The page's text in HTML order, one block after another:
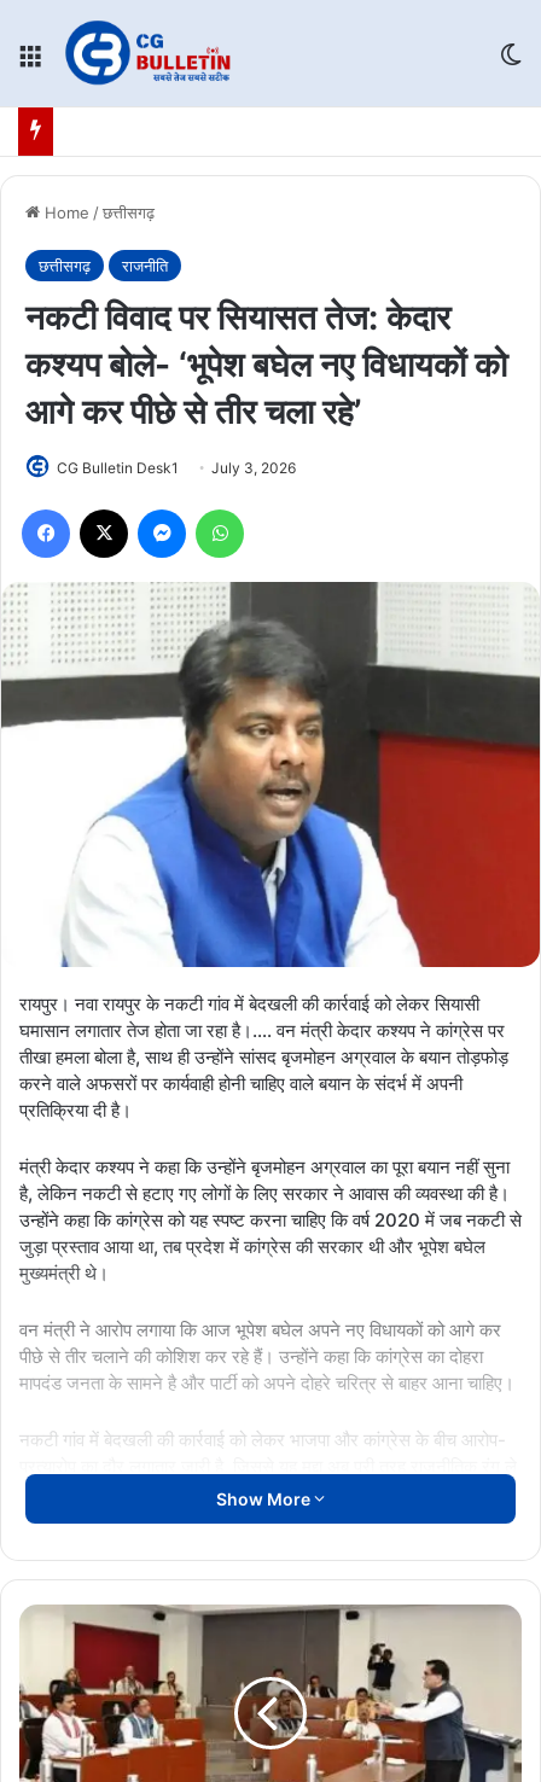
Menu
Home /छत्तीसगढ़
छत्तीसगढ़ राजनीति
नकटी विवाद पर सियासत तेज: केदार
कश्यप बोले- ‘भूपेश बघेल नए विधायकों को
आगे कर पीछे से तीर चला रहे’
CG Bulletin Desk1 July 3, 2026
Facebook Messenger
रायपुर। नवा रायपुर के नकटी गांव में बेदखली की कार्रवाई को लेकर सियासी
घमासान लगातार तेज होता जा रहा है।…. वन मंत्री केदार कश्यप ने कांग्रेस पर
तीखा हमला बोला है, साथ ही उन्होंने सांसद बृजमोहन अग्रवाल के बयान तोड़फोड़
करने वाले अफसरों पर कार्यवाही होनी चाहिए वाले बयान के संदर्भ में अपनी
प्रतिक्रिया दी है।
मंत्री केदार कश्यप ने कहा कि उन्होंने बृजमोहन अग्रवाल का पूरा बयान नहीं सुना
है, लेकिन नकटी से हटाए गए लोगों के लिए सरकार ने आवास की व्यवस्था की है।
उन्होंने कहा कि कांग्रेस को यह स्पष्ट करना चाहिए कि वर्ष 2020 में जब नकटी से
जुड़ा प्रस्ताव आया था, तब प्रदेश में कांग्रेस की सरकार थी और भूपेश बघेल
मुख्यमंत्री थे।
वन मंत्री ने आरोप लगाया कि आज भूपेश बघेल अपने नए विधायकों को आगे कर
पीछे से तीर चलाने की कोशिश कर रहे हैं। उन्होंने कहा कि कांग्रेस का दोहरा
मापदंड जनता के सामने है और पार्टी को अपने दोहरे चरित्र से बाहर आना चाहिए।
नकटी गांव में बेदखली की कार्रवाई को लेकर भाजपा और कांग्रेस के बीच आरोप-
Show More
Chintan
IIM
रायपुर
में
4-